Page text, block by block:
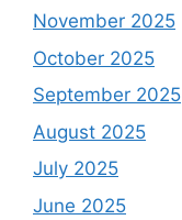
November 2025
October 2025
September 2025
August 2025
July 2025
June 2025